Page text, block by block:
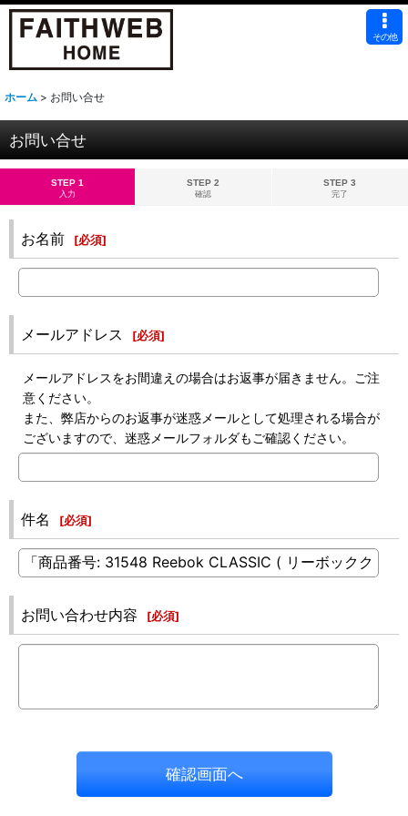
その他
ホーム > お問い合せ
お問い合せ
STEP 1
入力
STEP 2
確認
STEP 3
完了
お名前 [必須]
メールアドレス [必須]
メールアドレスをお間違えの場合はお返事が届きません。ご注
意ください。
また、弊店からのお返事が迷惑メールとして処理される場合が
ございますので、迷惑メールフォルダもご確認ください。
件名 [必須]
お問い合わせ内容 [必須]
確認画面へ